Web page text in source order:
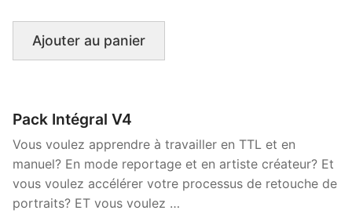
Ajouter au panier
Pack Intégral V4
Vous voulez apprendre à travailler en TTL et en
manuel? En mode reportage et en artiste créateur? Et
vous voulez accélérer votre processus de retouche de
portraits? ET vous voulez …